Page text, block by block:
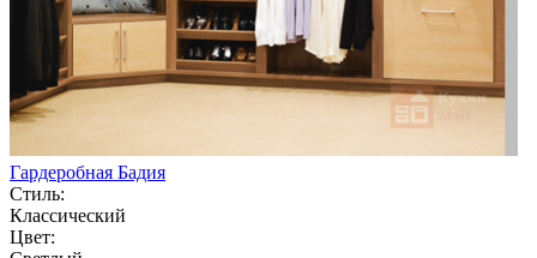
Гардеробная Бадия
Стиль:
Классический
Цвет: